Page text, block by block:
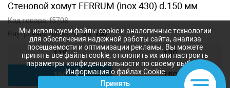
Стеновой хомут FERRUM (inox 430) d.150 мм
Код товара:f5708
Внутренний диаметр, мм:150
115 130
150 180
Мы используем файлы cookie и аналогичные технологии
для обеспечения надежной работы сайта, анализа
посещаемости и оптимизации рекламы. Вы можете
принять все файлы cookie, отклонить их или настроить
параметры конфиденциальности по своему выбору.
Информация о файлах Cookie
Принять